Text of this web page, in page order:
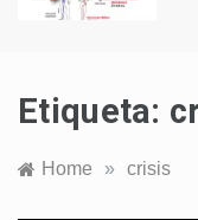
Etiqueta:
Home » crisis